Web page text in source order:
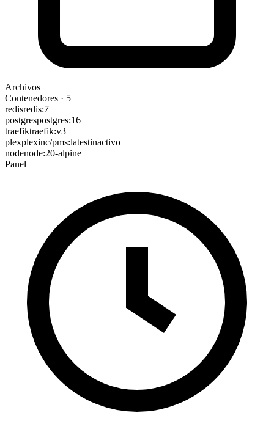
Archivos
Contenedores · 5
redisredis:7
postgrespostgres:16
traefiktraefik:v3
plexplexinc/pms:latestinactivo
nodenode:20-alpine
Panel